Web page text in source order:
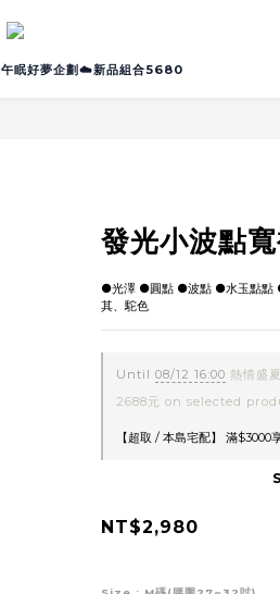
午眠好夢企劃☁️新品組合5680
發光小波點
●光澤 ●圓點 ●波點 ●水玉點點
其、駝色
Until 08/12 16:00 熱情盛
2688元 on selected
【超取 / 本島宅配】 滿
NT$2,980